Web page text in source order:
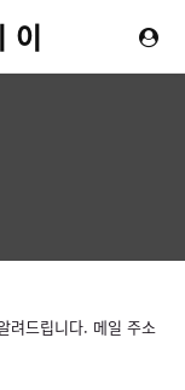
이
려드립니다. 메일 주소